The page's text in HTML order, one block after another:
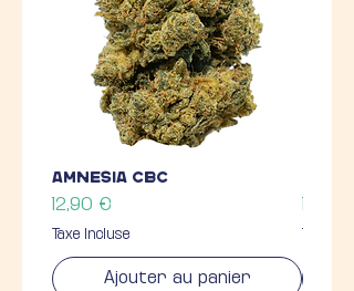
Amnesia CBC
Prix
12,90 €
Taxe Incluse
Ajouter au panier